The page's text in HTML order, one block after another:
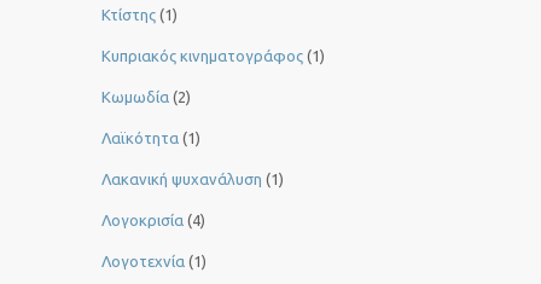
Κτίστης (1)
Κυπριακός κινηματογράφος (1)
Κωμωδία (2)
Λαϊκότητα (1)
Λακανική ψυχανάλυση (1)
Λογοκρισία (4)
Λογοτεχνία (1)